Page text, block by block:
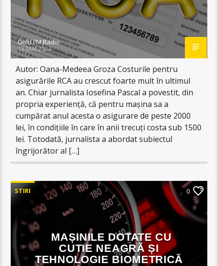
Gold FM Radio
13 MAI 2024
Autor: Oana-Medeea Groza Costurile pentru
asigurările RCA au crescut foarte mult în ultimul
an. Chiar jurnalista Iosefina Pascal a povestit, din
propria experiență, că pentru mașina sa a
cumpărat anul acesta o asigurare de peste 2000
lei, în condițiile în care în anii trecuți costa sub 1500
lei. Totodată, jurnalista a abordat subiectul
îngrijorător al […]
STIRI 0
MAȘINILE DOTATE CU
CUTIE NEAGRĂ ȘI
TEHNOLOGIE BIOMETRICĂ